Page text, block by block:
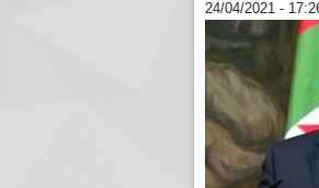
24/04/2021 -